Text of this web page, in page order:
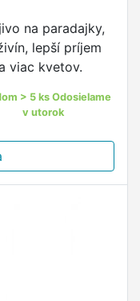
na paradajky,
lepší príjem
viac kvetov.
> 5 ks Odosielame
v utorok